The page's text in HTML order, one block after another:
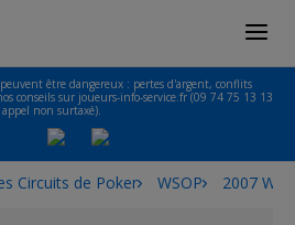
être dangereux : pertes d'argent, conflits
conseils sur joueurs-info-service.fr (09 74 75 13 13
appel non surtaxé).
Circuits de Poker WSOP 2007